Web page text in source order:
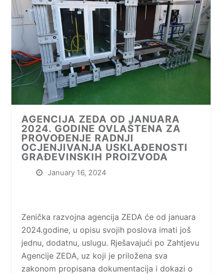
AGENCIJA ZEDA OD JANUARA
2024. GODINE OVLAŠTENA ZA
PROVOĐENJE RADNJI
OCJENJIVANJA USKLAĐENOSTI
GRAĐEVINSKIH PROIZVODA
January 16, 2024
Zenička razvojna agencija ZEDA će od januara
2024.godine, u opisu svojih poslova imati još
jednu, dodatnu, uslugu. Rješavajući po Zahtjevu
Agencije ZEDA, uz koji je priložena sva
zakonom propisana dokumentacija i dokazi o